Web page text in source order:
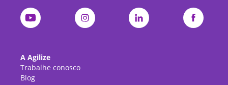
A Agilize
Trabalhe conosco
Blog